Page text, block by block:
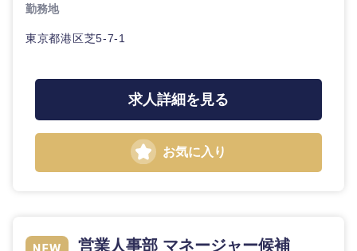
勤務地
東京都港区芝5-7-1
求人詳細を見る
お気に入り
営業人事部 マネージャー候補